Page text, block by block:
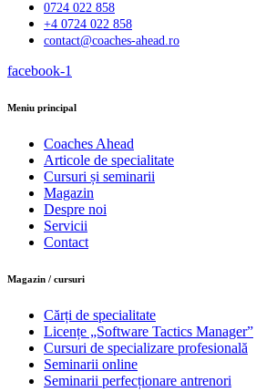
0724 022 858
+4 0724 022 858
contact@coaches-ahead.ro
facebook-1
Meniu principal
Coaches Ahead
Articole de specialitate
Cursuri și seminarii
Magazin
Despre noi
Servicii
Contact
Magazin / cursuri
Cărți de specialitate
Licențe „Software Tactics Manager”
Cursuri de specializare profesională
Seminarii online
Seminarii perfecționare antrenori